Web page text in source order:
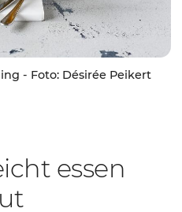
- Foto: Désirée Peikert
essen